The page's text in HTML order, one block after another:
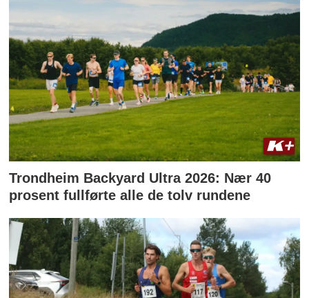
Trondheim Backyard Ultra 2026: Nær 40
prosent fullførte alle de tolv rundene